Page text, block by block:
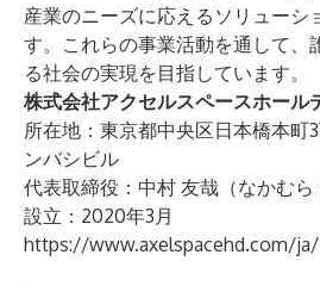
産業のニーズに応えるソリューシ
す。これらの事業活動を通して、
る社会の実現を目指しています。
株式会社アクセルスペースホール
所在地：東京都中央区日本橋本
ンバシビル
代表取締役：中村 友哉（なかむら
設立：2020年3月
https://www.axelspacehd.com/ja/